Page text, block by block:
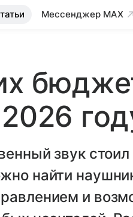
Мессенджер MAX
звук
найти
и